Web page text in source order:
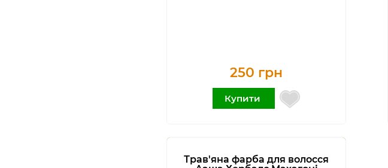
250 грн
Купити
Трав'яна фарба для волосся